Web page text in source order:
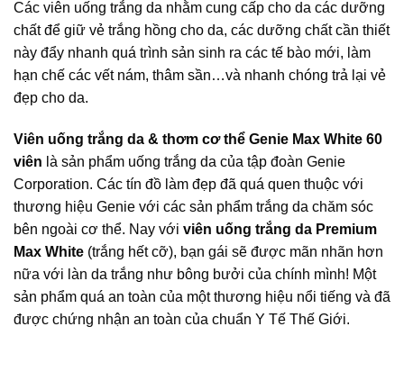
Các viên uống trắng da nhằm cung cấp cho da các dưỡng
chất để giữ vẻ trắng hồng cho da, các dưỡng chất cần thiết
này đẩy nhanh quá trình sản sinh ra các tế bào mới, làm
hạn chế các vết nám, thâm sần…và nhanh chóng trả lại vẻ
đẹp cho da.
Viên uống trắng da & thơm cơ thể Genie Max White 60
viên là sản phẩm uống trắng da của tập đoàn Genie
Corporation. Các tín đồ làm đẹp đã quá quen thuộc với
thương hiệu Genie với các sản phẩm trắng da chăm sóc
bên ngoài cơ thể. Nay với viên uống trắng da Premium
Max White (trắng hết cỡ), bạn gái sẽ được mãn nhãn hơn
nữa với làn da trắng như bông bưởi của chính mình! Một
sản phẩm quá an toàn của một thương hiệu nổi tiếng và đã
được chứng nhận an toàn của chuẩn Y Tế Thế Giới.